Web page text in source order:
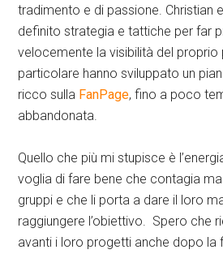
tradimento e di passione. Christian
definito strategia e tattiche per far
velocemente la visibilità del proprio
particolare hanno sviluppato un
ricco sulla FanPage, fino a poco
abbandonata.
Quello che più mi stupisce è
voglia di fare bene che contagia
gruppi e che li porta a dare il loro
raggiungere l’obiettivo. Spero che
avanti i loro progetti anche dopo la